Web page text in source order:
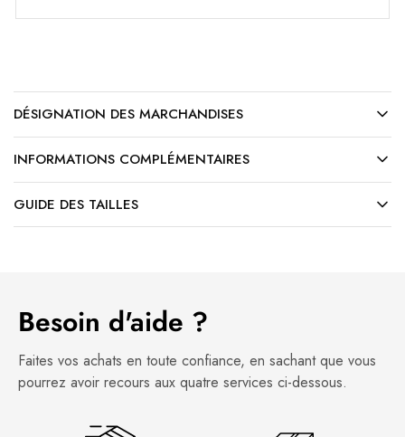
DÉSIGNATION DES MARCHANDISES
INFORMATIONS COMPLÉMENTAIRES
GUIDE DES TAILLES
Besoin d'aide ?
Faites vos achats en toute confiance, en sachant que vous
pourrez avoir recours aux quatre services ci-dessous.
VACANCES D'ÉTÉ
En raison de nos congés d’été, les expéditions de
commandes reprendront à partir du18 août.
retour. Nous vous remercions pour votre
compréhension et votre patience.
Toute l’équipe vous souhaite un excellent été !